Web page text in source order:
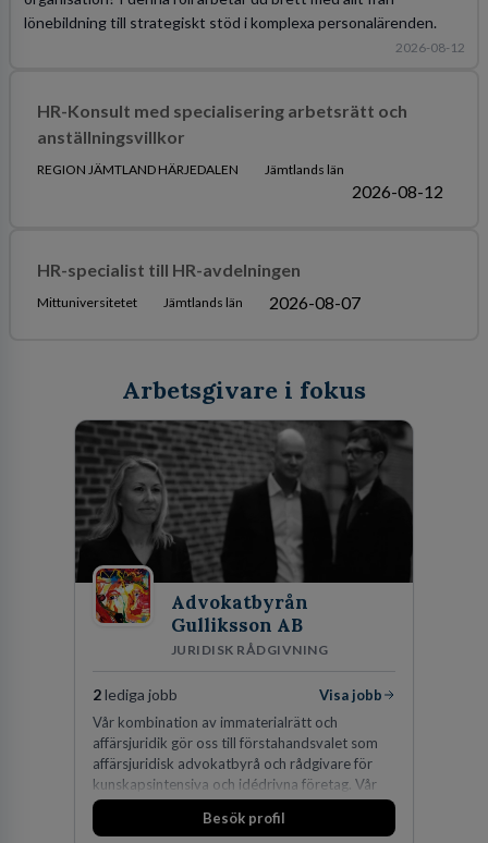
lönebildning till strategiskt stöd i komplexa personalärenden.
2026-08-12
HR-Konsult med specialisering arbetsrätt och
anställningsvillkor
REGION JÄMTLAND HÄRJEDALEN Jämtlands län
2026-08-12
HR-specialist till HR-avdelningen
Mittuniversitetet Jämtlands län 2026-08-07
Arbetsgivare i fokus
Advokatbyrån
Gulliksson AB
JURIDISK RÅDGIVNING
2lediga jobb
Visa jobb
Vår kombination av immaterialrätt och
affärsjuridik gör oss till förstahandsvalet som
affärsjuridisk advokatbyrå och rådgivare för
kunskapsintensiva och idédrivna företag. Vår
expertis inom IP-tillgångar har gett oss en
marknadsledande position. Våra klienter väljer
Besök profil